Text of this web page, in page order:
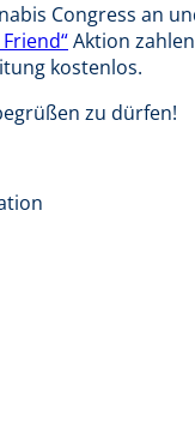
Congress an
Aktion
kostenlos.
zu dürfen!